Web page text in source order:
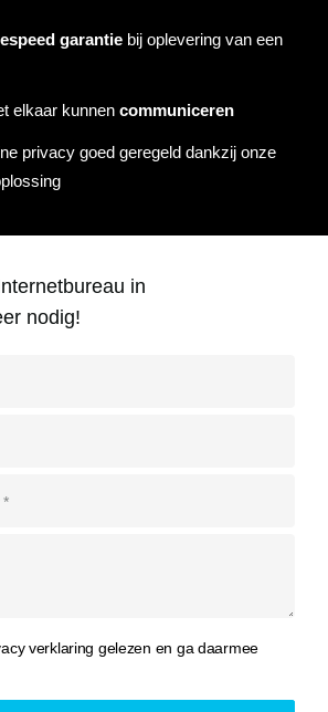
uitbesteden
4
in
nodig!
verklaring gelezen en ga daarmee
garantie bij oplevering van een
elkaar kunnen communiceren
privacy goed geregeld dankzij onze